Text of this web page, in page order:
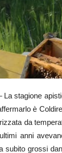
stagione
è
da
anni
subito grossi